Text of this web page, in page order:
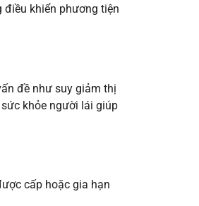
khiển phương tiện
đề như suy giảm thị
khỏe người lái giúp
cấp hoặc gia hạn